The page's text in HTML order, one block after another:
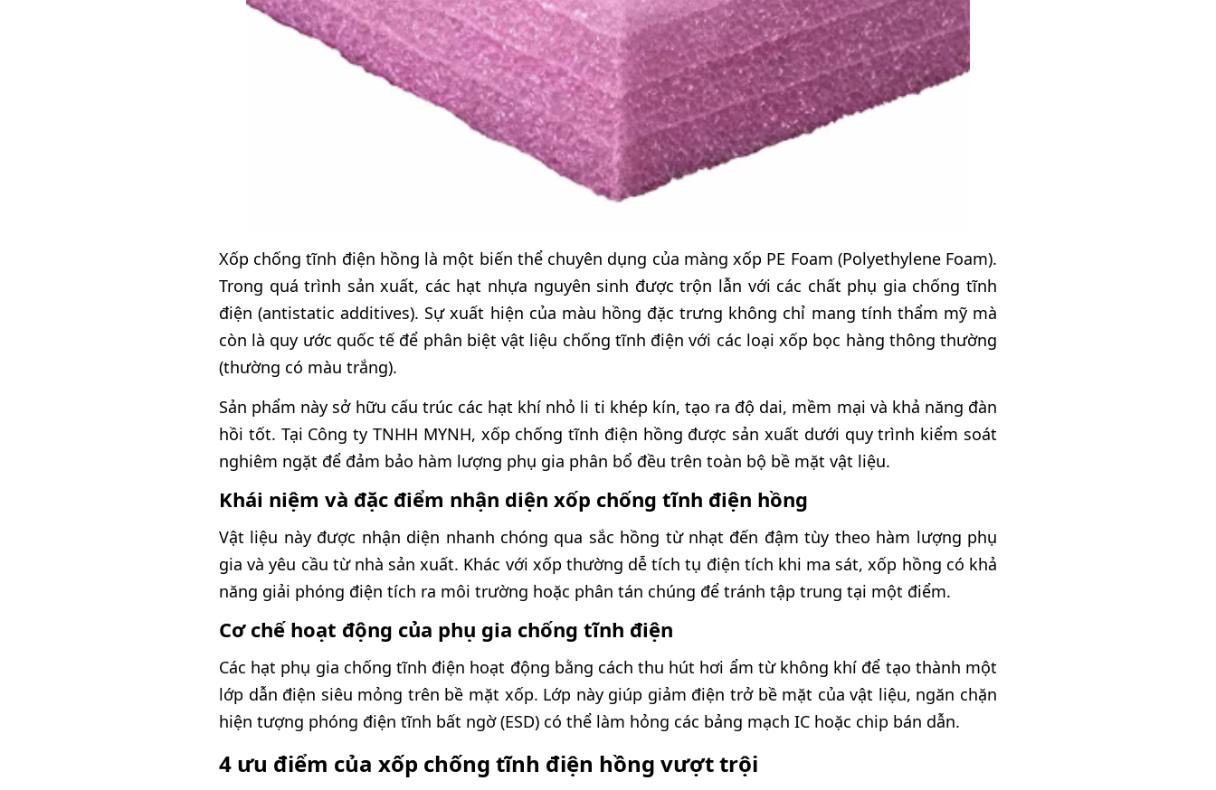
Xốp chống tĩnh điện hồng là một biến thể chuyên dụng của màng xốp PE Foam (Polyethylene Foam).
Trong quá trình sản xuất, các hạt nhựa nguyên sinh được trộn lẫn với các chất phụ gia chống tĩnh
điện (antistatic additives). Sự xuất hiện của màu hồng đặc trưng không chỉ mang tính thẩm mỹ mà
còn là quy ước quốc tế để phân biệt vật liệu chống tĩnh điện với các loại xốp bọc hàng thông thường
(thường có màu trắng).
Sản phẩm này sở hữu cấu trúc các hạt khí nhỏ li ti khép kín, tạo ra độ dai, mềm mại và khả năng đàn
hồi tốt. Tại Công ty TNHH MYNH, xốp chống tĩnh điện hồng được sản xuất dưới quy trình kiểm soát
nghiêm ngặt để đảm bảo hàm lượng phụ gia phân bổ đều trên toàn bộ bề mặt vật liệu.
Khái niệm và đặc điểm nhận diện xốp chống tĩnh điện hồng
Vật liệu này được nhận diện nhanh chóng qua sắc hồng từ nhạt đến đậm tùy theo hàm lượng phụ
gia và yêu cầu từ nhà sản xuất. Khác với xốp thường dễ tích tụ điện tích khi ma sát, xốp hồng có khả
năng giải phóng điện tích ra môi trường hoặc phân tán chúng để tránh tập trung tại một điểm.
Cơ chế hoạt động của phụ gia chống tĩnh điện
Các hạt phụ gia chống tĩnh điện hoạt động bằng cách thu hút hơi ẩm từ không khí để tạo thành một
lớp dẫn điện siêu mỏng trên bề mặt xốp. Lớp này giúp giảm điện trở bề mặt của vật liệu, ngăn chặn
hiện tượng phóng điện tĩnh bất ngờ (ESD) có thể làm hỏng các bảng mạch IC hoặc chip bán dẫn.
4 ưu điểm của xốp chống tĩnh điện hồng vượt trội